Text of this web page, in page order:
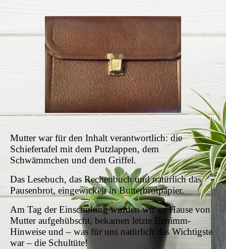
Mutter war für den Inhalt verantwortlich: die
Schiefertafel mit dem Putzlappen, dem
Schwämmchen und dem Griffel.
Das Lesebuch, das Rechenbuch und natürlich das
Pausenbrot, eingewickelt in Butterbrotpapier.
Am Tag der Einschulung wurden wir zu Hause von
Mutter aufgehübscht, bekamen letzte Benimm-
Hinweise und – was für uns natürlich das Wichtigste
war – die Schultüte!